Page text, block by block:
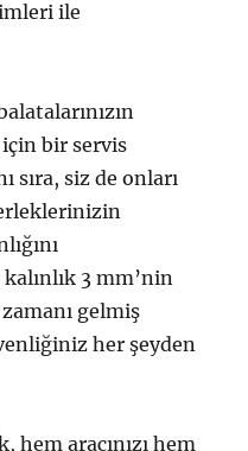
ile
bir servis
sıra, siz de onları
3 mm’nin
gelmiş
her şeyden
hem aracınızı hem